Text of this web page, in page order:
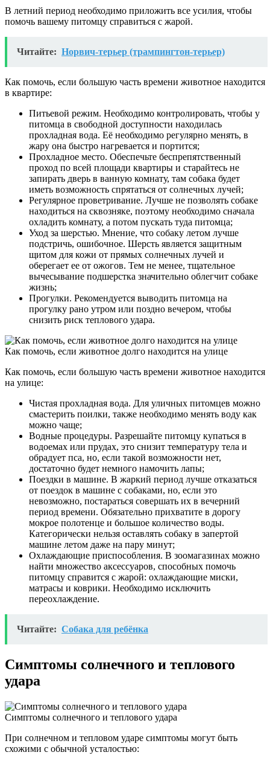
В летний период необходимо приложить все усилия, чтобы
помочь вашему питомцу справиться с жарой.
Читайте: Норвич-терьер (трампингтон-терьер)
Как помочь, если большую часть времени животное находится
в квартире:
Питьевой режим. Необходимо контролировать, чтобы у
питомца в свободной доступности находилась
прохладная вода. Её необходимо регулярно менять, в
жару она быстро нагревается и портится;
Прохладное место. Обеспечьте беспрепятственный
проход по всей площади квартиры и старайтесь не
запирать дверь в ванную комнату, там собака будет
иметь возможность спрятаться от солнечных лучей;
Регулярное проветривание. Лучше не позволять собаке
находиться на сквозняке, поэтому необходимо сначала
охладить комнату, а потом пускать туда питомца;
Уход за шерстью. Мнение, что собаку летом лучше
подстричь, ошибочное. Шерсть является защитным
щитом для кожи от прямых солнечных лучей и
оберегает ее от ожогов. Тем не менее, тщательное
вычесывание подшерстка значительно облегчит собаке
жизнь;
Прогулки. Рекомендуется выводить питомца на
прогулку рано утром или поздно вечером, чтобы
снизить риск теплового удара.
Как помочь, если животное долго находится на улице
Как помочь, если большую часть времени животное находится
на улице:
Чистая прохладная вода. Для уличных питомцев можно
смастерить поилки, также необходимо менять воду как
можно чаще;
Водные процедуры. Разрешайте питомцу купаться в
водоемах или прудах, это снизит температуру тела и
обрадует пса, но, если такой возможности нет,
достаточно будет немного намочить лапы;
Поездки в машине. В жаркий период лучше отказаться
от поездок в машине с собаками, но, если это
невозможно, постараться совершать их в вечерний
период времени. Обязательно прихватите в дорогу
мокрое полотенце и большое количество воды.
Категорически нельзя оставлять собаку в запертой
машине летом даже на пару минут;
Охлаждающие приспособления. В зоомагазинах можно
найти множество аксессуаров, способных помочь
питомцу справится с жарой: охлаждающие миски,
матрасы и коврики. Необходимо исключить
переохлаждение.
Читайте: Собака для ребёнка
Симптомы солнечного и теплового
удара
Симптомы солнечного и теплового удара
При солнечном и тепловом ударе симптомы могут быть
схожими с обычной усталостью: